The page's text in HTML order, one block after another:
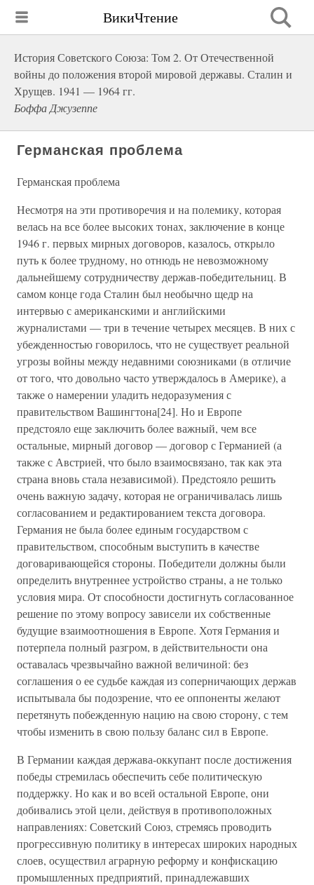
ВикиЧтение
История Советского Союза: Том 2. От Отечественной
войны до положения второй мировой державы. Сталин и
Хрущев. 1941 — 1964 гг.
Боффа Джузеппе
Германская проблема
Германская проблема
Несмотря на эти противоречия и на полемику, которая
велась на все более высоких тонах, заключение в конце
1946 г. первых мирных договоров, казалось, открыло
путь к более трудному, но отнюдь не невозможному
дальнейшему сотрудничеству держав-победительниц. В
самом конце года Сталин был необычно щедр на
интервью с американскими и английскими
журналистами — три в течение четырех месяцев. В них с
убежденностью говорилось, что не существует реальной
угрозы войны между недавними союзниками (в отличие
от того, что довольно часто утверждалось в Америке), а
также о намерении уладить недоразумения с
правительством Вашингтона[24]. Но и Европе
предстояло еще заключить более важный, чем все
остальные, мирный договор — договор с Германией (а
также с Австрией, что было взаимосвязано, так как эта
страна вновь стала независимой). Предстояло решить
очень важную задачу, которая не ограничивалась лишь
согласованием и редактированием текста договора.
Германия не была более единым государством с
правительством, способным выступить в качестве
договаривающейся стороны. Победители должны были
определить внутреннее устройство страны, а не только
условия мира. От способности достигнуть согласованное
решение по этому вопросу зависели их собственные
будущие взаимоотношения в Европе. Хотя Германия и
потерпела полный разгром, в действительности она
оставалась чрезвычайно важной величиной: без
соглашения о ее судьбе каждая из соперничающих держав
испытывала бы подозрение, что ее оппоненты желают
перетянуть побежденную нацию на свою сторону, с тем
чтобы изменить в свою пользу баланс сил в Европе.
В Германии каждая держава-оккупант после достижения
победы стремилась обеспечить себе политическую
поддержку. Но как и во всей остальной Европе, они
добивались этой цели, действуя в противоположных
направлениях: Советский Союз, стремясь проводить
прогрессивную политику в интересах широких народных
слоев, осуществил аграрную реформу и конфискацию
промышленных предприятий, принадлежавших